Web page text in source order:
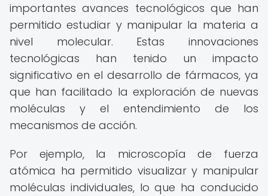
importantes avances tecnológicos que han
permitido estudiar y manipular la materia a
nivel molecular. Estas innovaciones
tecnológicas han tenido un impacto
significativo en el desarrollo de fármacos, ya
que han facilitado la exploración de nuevas
moléculas y el entendimiento de los
mecanismos de acción.
Por ejemplo, la microscopía de fuerza
atómica ha permitido visualizar y manipular
moléculas individuales, lo que ha conducido